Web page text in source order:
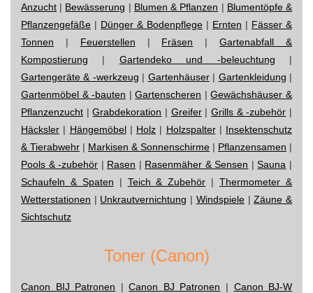
Anzucht | Bewässerung | Blumen & Pflanzen | Blumentöpfe &
Pflanzengefäße | Dünger & Bodenpflege | Ernten | Fässer &
Tonnen | Feuerstellen | Fräsen |Gartenabfall &
Kompostierung | Gartendeko und -beleuchtung |
Gartengeräte & -werkzeug | Gartenhäuser| Gartenkleidung |
Gartenmöbel & -bauten |Gartenscheren |Gewächshäuser &
Pflanzenzucht |Grabdekoration | Greifer|Grills & -zubehör |
Häcksler | Hängemöbel| Holz | Holzspalter| Insektenschutz
& Tierabwehr | Markisen & Sonnenschirme | Pflanzensamen |
Pools & -zubehör | Rasen | Rasenmäher & Sensen |Sauna |
Schaufeln & Spaten | Teich & Zubehör |Thermometer &
Wetterstationen | Unkrautvernichtung | Windspiele|Zäune &
Sichtschutz
Toner (Canon)
Canon BIJ Patronen |Canon BJ Patronen | Canon BJ-W